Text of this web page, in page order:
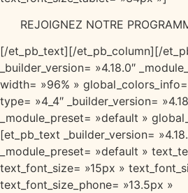
REJOIGNEZ NOTRE
[/et_pb_text][/et_pb_column][/
_builder_version= »4.18.0″
width= »96% »
type= »4_4″ _builder_version=
_module_preset= »default »
[et_pb_text _builder_version=
_module_preset= »default »
text_font_size= »15px »
text_font_size_phone= »13.5px »